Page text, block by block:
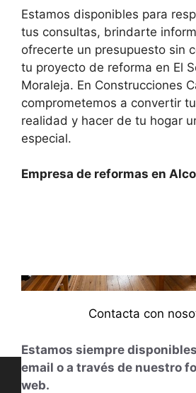
Estamos disponibles para
tus consultas, brindarte
ofrecerte un presupuesto sin
tu proyecto de reforma en El
Moraleja. En Construcciones
comprometemos a convertir
realidad y hacer de tu hogar
especial.
Empresa de reformas en
Contacta con
Estamos siempre
email o a través de nuestro
web.